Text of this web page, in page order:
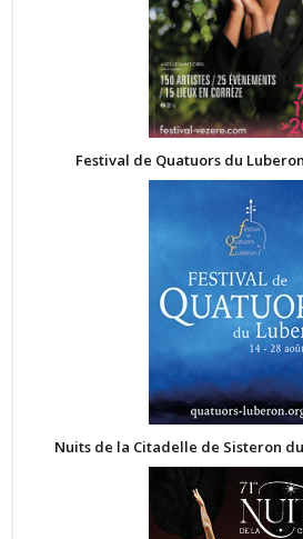
Festival de Quatuors du
Nuits de la Citadelle de Sisteron